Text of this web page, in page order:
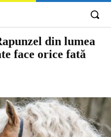
din lumea
face orice fată